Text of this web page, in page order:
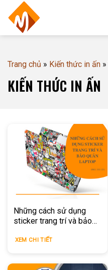
content
Trang chủ » Kiến thức in ấn »
KIẾN THỨC IN ẤN
Những cách sử dụng
sticker trang trí và bảo
XEM CHI TIẾT